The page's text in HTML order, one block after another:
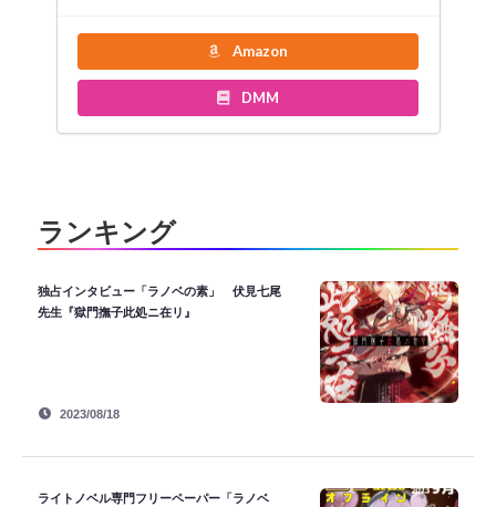
Amazon
DMM
ランキング
独占インタビュー「ラノベの素」 伏見七尾
先生『獄門撫子此処ニ在リ』
2023/08/18
ライトノベル専門フリーペーパー「ラノベ